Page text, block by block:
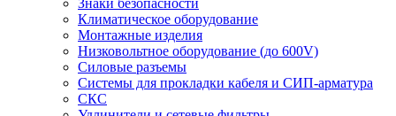
Знаки безопасности
Климатическое оборудование
Монтажные изделия
Низковольтное оборудование (до 600V)
Силовые разъемы
Системы для прокладки кабеля и СИП-арматура
СКС